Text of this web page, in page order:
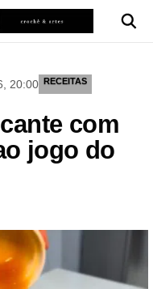
20:00 RECEITAS
com
jogo do